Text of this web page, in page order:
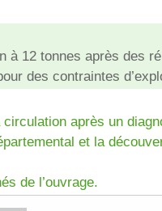
à 12 tonnes après des
des contraintes
circulation après un
et la
de l’ouvrage.